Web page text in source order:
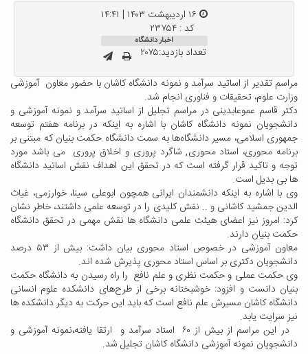
کد : ۲۳۷۵۴
اخبار دانشگاه
تعداد بازدید:۲۰۷۵
مراسم تقدیر از اساتید سرآمد و نمونه دانشگاه کاشان با حضور معاون آموزشی
وزارت علوم، تحقیقات و فناوری انجام شد.
دکتر قاسم عموعابدینی در مراسم تجلیل از اساتید سرآمد و نمونه آموزشی و
دانشجویان نمونه دانشگاه کاشان با اشاره به اینکه در برنامه هفتم توسعه
جمهوری اسلامی، مسیر دانشگاه‌ها به سمت دانشگاه حکمت بنیان که مبتنی بر
برنامه محوری، استاد محوری, شاگرد پروری و اخلاق پروری می باشد مورد
توجه و تاکید قرار گرفته است که در تحقق این اهداف نقش اساتید دانشگاه
ها بی بدیل است.
وی با اشاره به اینکه دانشمندان ایرانی همچون ابوعلی سینا، خوارزمی، غیاث
الدین جمشید کاشانی و .. نقش کلیدی را در توسعه علمی داشتند، خاطر نشان
کرد: امروز نیز اعضای هیئت علمی دانشگاه ها نقش مهمی در تحقق دانشگاه
حکمت بنیان دارند.
معاون آموزشی در خصوص استاد محوری بیان داشت: بیش از ۵۳ درصد
دانشجویان دکتری بر اساس استاد محوری پذیرش شده اند.
وی حکمت عملی و حکمت نظری و علم نافع را راه رسیدن به دانشگاه حکمت
بنیان دانست و افزود: خوشبختانه برخی از طرح‌های دانشکده علوم انسانی
دانشگاه کاشان مسیرش علم نافع است که باید این حرکت به دیگر دانشکده ها
نیز سرایت یابد.
در این مراسم از بیش از ۶۰ استاد سرآمد و ارتقا یافته،نمونه آموزشی و
دانشجویان نمونه آموزشی دانشگاه کاشان تجلیل شد.